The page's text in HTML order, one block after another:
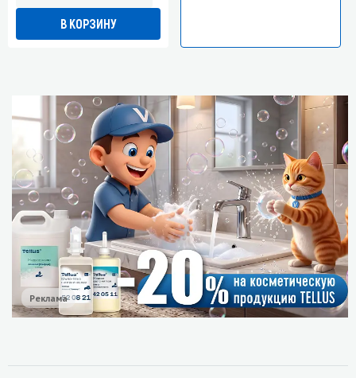
В КОРЗИНУ
Реклама